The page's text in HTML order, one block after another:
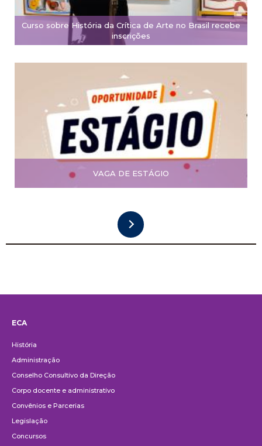
Curso sobre História da Crítica de Arte no Brasil recebe
inscrições
VAGA DE ESTÁGIO
ECA
História
Administração
Conselho Consultivo da Direção
Corpo docente e administrativo
Convênios e Parcerias
Legislação
Concursos